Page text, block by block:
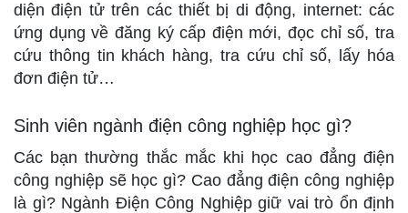
diện điện tử trên các thiết bị di động, internet: các
ứng dụng về đăng ký cấp điện mới, đọc chỉ số, tra
cứu thông tin khách hàng, tra cứu chỉ số, lấy hóa
đơn điện tử…
Sinh viên ngành điện công nghiệp học gì?
Các bạn thường thắc mắc khi học cao đẳng điện
công nghiệp sẽ học gì? Cao đẳng điện công nghiệp
là gì? Ngành Điện Công Nghiệp giữ vai trò ổn định